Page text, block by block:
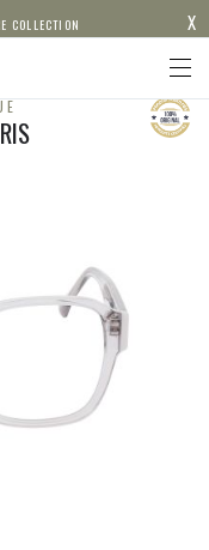
COLLECTION X